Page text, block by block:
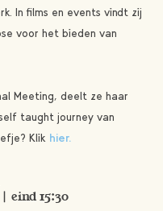
In films en events vindt zij
voor het bieden van
Meeting, deelt ze haar
taught journey van
Klik hier.
eind 15:30